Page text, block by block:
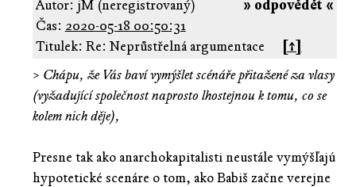
» odpovědět «
Autor: jM (neregistrovaný)
Čas: 2020-05-18 00:50:31
Titulek: Re: Neprůstřelná argumentace
[↑]
> Chápu, že Vás baví vymýšlet scénáře přitažené za vlasy
(vyžadující společnost naprosto lhostejnou k tomu, co se
kolem nich děje),
Presne tak ako anarchokapitalisti neustále vymýšľajú
hypotetické scenáre o tom, ako Babiš začne verejne